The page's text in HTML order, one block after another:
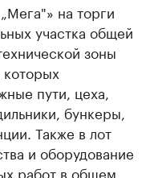
на торги
участка общей
зоны
пути, цеха,
бункеры,
Также в лот
и оборудование
работ в общем